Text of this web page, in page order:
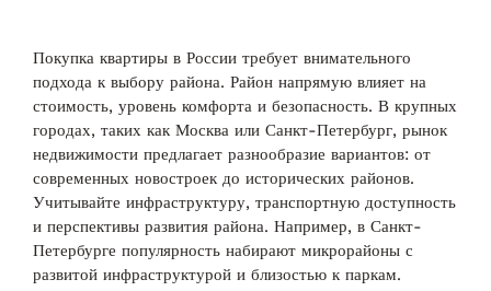
Покупка квартиры в России требует внимательного
подхода к выбору района. Район напрямую влияет на
стоимость, уровень комфорта и безопасность. В крупных
городах, таких как Москва или Санкт-Петербург, рынок
недвижимости предлагает разнообразие вариантов: от
современных новостроек до исторических районов.
Учитывайте инфраструктуру, транспортную доступность
и перспективы развития района. Например, в Санкт-
Петербурге популярность набирают микрорайоны с
развитой инфраструктурой и близостью к паркам.